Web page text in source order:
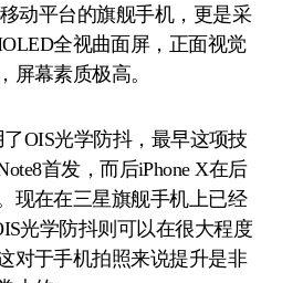
动平台的旗舰手机，更是采
全视曲面屏，正面视觉
屏幕素质极高。
OIS光学防抖，最早这项技
首发，而后iPhone X在后
现在在三星旗舰手机上已经
光学防抖则可以在很大程度
对于手机拍照来说提升是非